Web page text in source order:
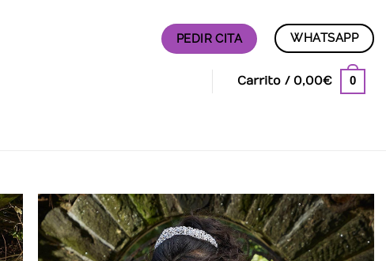
PEDIR CITA WHATSAPP
Carrito / 0,00€ 0